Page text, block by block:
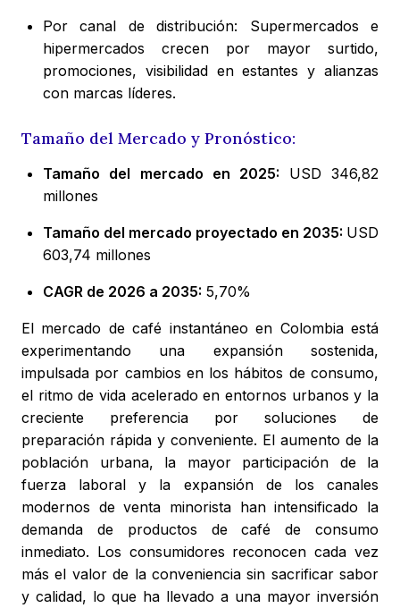
Por canal de distribución: Supermercados e
hipermercados crecen por mayor surtido,
promociones, visibilidad en estantes y alianzas
con marcas líderes.
Tamaño del Mercado y Pronóstico:
Tamaño del mercado en 2025: USD 346,82
millones
Tamaño del mercado proyectado en 2035: USD
603,74 millones
CAGR de 2026 a 2035: 5,70%
El mercado de café instantáneo en Colombia está
experimentando una expansión sostenida,
impulsada por cambios en los hábitos de consumo,
el ritmo de vida acelerado en entornos urbanos y la
creciente preferencia por soluciones de
preparación rápida y conveniente. El aumento de la
población urbana, la mayor participación de la
fuerza laboral y la expansión de los canales
modernos de venta minorista han intensificado la
demanda de productos de café de consumo
inmediato. Los consumidores reconocen cada vez
más el valor de la conveniencia sin sacrificar sabor
y calidad, lo que ha llevado a una mayor inversión